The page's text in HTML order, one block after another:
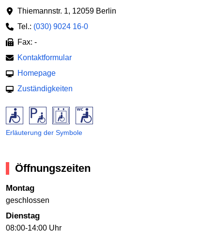
Thiemannstr. 1, 12059 Berlin
Tel.: (030) 9024 16-0
Fax: -
Kontaktformular
Homepage
Zuständigkeiten
Erläuterung der Symbole
Öffnungszeiten
Montag
geschlossen
Dienstag
08:00-14:00 Uhr